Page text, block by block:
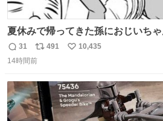
夏休みで帰ってきた孫におじいち
コマ漫画 #Web漫画 #漫画が読める
返
信
31
リ
ポ
ト
数
491
い
数
10,435
14時間前